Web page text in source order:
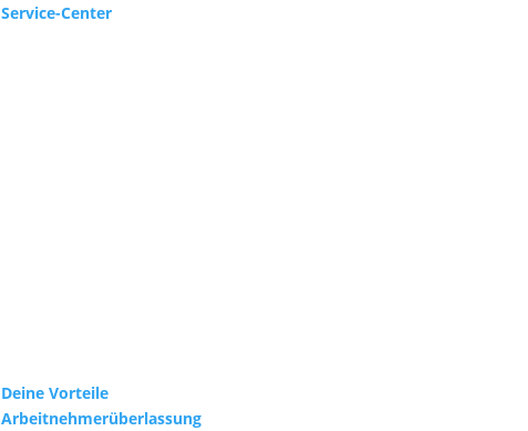
Service-Center
Deine Vorteile
Arbeitnehmerüberlassung